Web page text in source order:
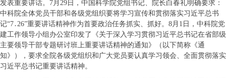
发表重要讲话。7月29日，中国科学院党组书记、院长白春礼明确要求：
中科院全体党员干部和各级党组织要将学习宣传和贯彻落实习近平总书
记“7․26”重要讲话精神作为首要政治任务抓实、抓好。8月1日，中科院党
建工作领导小组办公室印发了《关于深入学习贯彻习近平总书记在省部级
主要领导干部专题研讨班上重要讲话精神的通知》（以下简称《通
知》），要求全院各级党组织和广大党员要认真学习领会、全面贯彻落实
习近平总书记重要讲话精神。